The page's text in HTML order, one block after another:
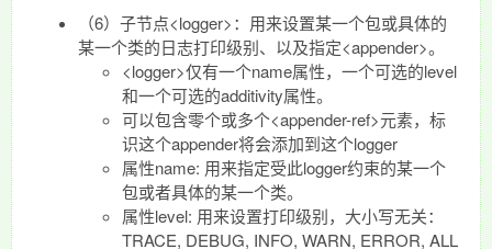
（6）子节点<logger>：用来设置某一个包或具体的
某一个类的日志打印级别、以及指定<appender>。
<logger>仅有一个name属性，一个可选的level
和一个可选的additivity属性。
可以包含零个或多个<appender-ref>元素，标
识这个appender将会添加到这个logger
属性name: 用来指定受此logger约束的某一个
包或者具体的某一个类。
属性level: 用来设置打印级别，大小写无关：
TRACE, DEBUG, INFO, WARN, ERROR, ALL